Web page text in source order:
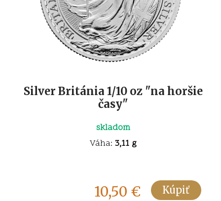
Silver Británia 1/10 oz "na horšie
časy"
skladom
Váha: 3,11 g
10,50 € Kúpiť